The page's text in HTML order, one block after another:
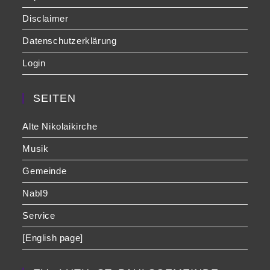
Disclaimer
Datenschutzerklärung
Login
SEITEN
Alte Nikolaikirche
Musik
Gemeinde
NabI9
Service
[English page]